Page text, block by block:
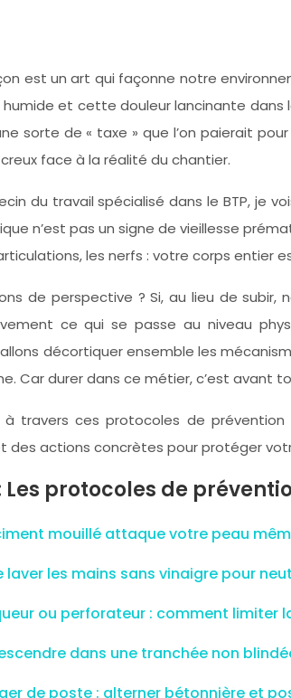
est un art qui façonne notre
et cette douleur lancinante dans
sorte de « taxe » que l’on paierait
face à la réalité du chantier.
du travail spécialisé dans le BTP, je
n’est pas un signe de vieillesse
les nerfs : votre corps entier
de perspective ? Si, au lieu de
ce qui se passe au niveau
décortiquer ensemble les
Car durer dans ce métier, c’est avant
à travers ces protocoles de
des actions concrètes pour protéger
Les protocoles de
mouillé attaque votre peau
laver les mains sans vinaigre pour
ou perforateur : comment limiter
dans une tranchée non
de poste : alterner bétonnière et